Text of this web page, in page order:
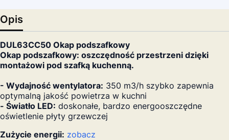
Opis
DUL63CC50 Okap podszafkowy
Okap podszafkowy: oszczędność przestrzeni dzięki
montażowi pod szafką kuchenną.
- Wydajność wentylatora: 350 m3/h szybko zapewnia
optymalną jakość powietrza w kuchni
- Światło LED: doskonałe, bardzo energooszczędne
oświetlenie płyty grzewczej
Zużycie energii: zobacz